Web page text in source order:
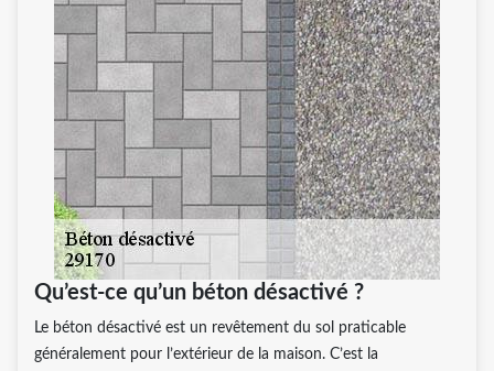
Qu’est-ce qu’un béton désactivé ?
Le béton désactivé est un revêtement du sol praticable
généralement pour l’extérieur de la maison. C’est la